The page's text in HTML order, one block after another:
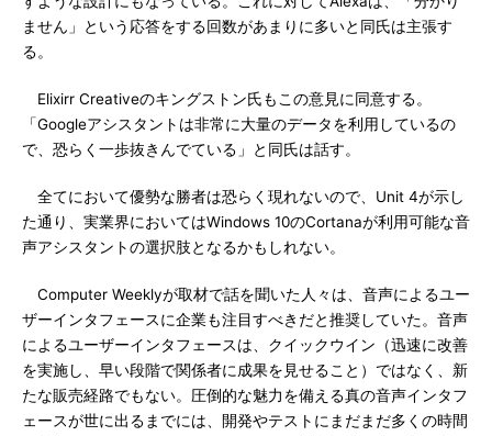
ません」という応答をする回数があまりに多いと同氏は主張す
る。
Elixirr Creativeのキングストン氏もこの意見に同意する。
「Googleアシスタントは非常に大量のデータを利用しているの
で、恐らく一歩抜きんでている」と同氏は話す。
全てにおいて優勢な勝者は恐らく現れないので、Unit 4が示し
た通り、実業界においてはWindows 10のCortanaが利用可能な音
声アシスタントの選択肢となるかもしれない。
Computer Weeklyが取材で話を聞いた人々は、音声によるユー
ザーインタフェースに企業も注目すべきだと推奨していた。音声
によるユーザーインタフェースは、クイックウイン（迅速に改善
を実施し、早い段階で関係者に成果を見せること）ではなく、新
たな販売経路でもない。圧倒的な魅力を備える真の音声インタフ
ェースが世に出るまでには、開発やテストにまだまだ多くの時間